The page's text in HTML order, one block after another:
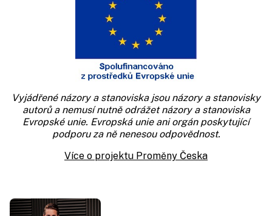
Vyjádřené názory a stanoviska jsou názory a stanovisky
autorů a nemusí nutně odrážet názory a stanoviska
Evropské unie. Evropská unie ani orgán poskytující
podporu za ně nenesou odpovědnost.
Více o projektu Proměny Česka